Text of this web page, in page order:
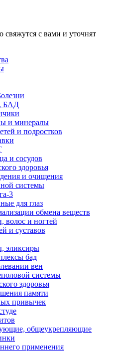
с вами и уточнят
БАД
и минералы
и подростков
и сосудов
здоровья
и очищения
системы
3
для глаз
обмена веществ
волос и ногтей
и суставов
эликсиры
бад
вен
системы
здоровья
памяти
привычек
общеукрепляющие
применения